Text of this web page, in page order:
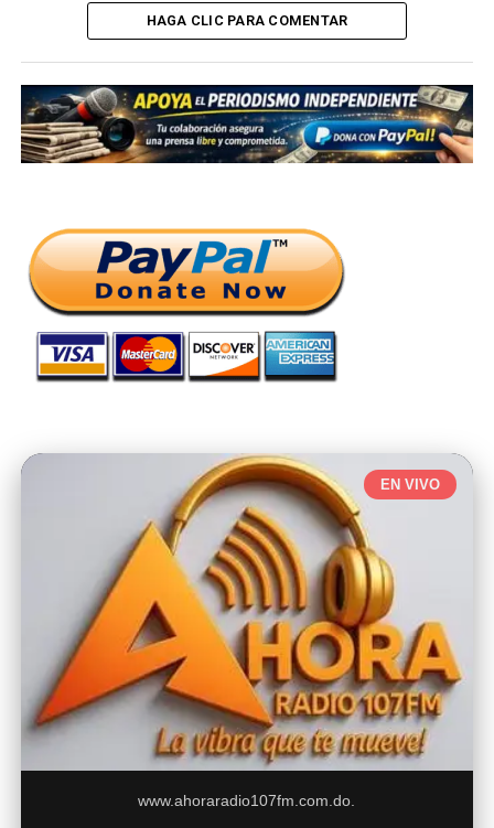
HAGA CLIC PARA COMENTAR
EN VIVO
www.ahoraradio107fm.com.do.